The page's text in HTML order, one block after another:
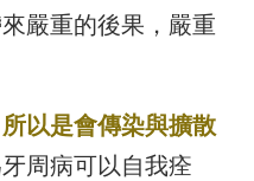
嚴重的後果，嚴重
以是會傳染與擴散
周病可以自我痊